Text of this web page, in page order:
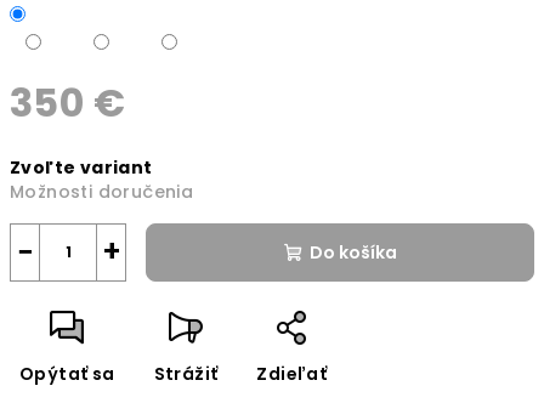
350 €
cena:
Zvoľte variant
Možnosti doručenia
+
− Do košíka
Opýtať sa Strážiť Zdieľať